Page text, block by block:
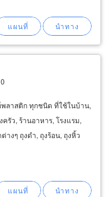
ลาสติก ทุกชนิด ที่ใช้ในบ้าน,
รัว, ร้านอาหาร, โรงแรม,
งๆ ถุงดำ, ถุงร้อน, ถุงหิ้ว